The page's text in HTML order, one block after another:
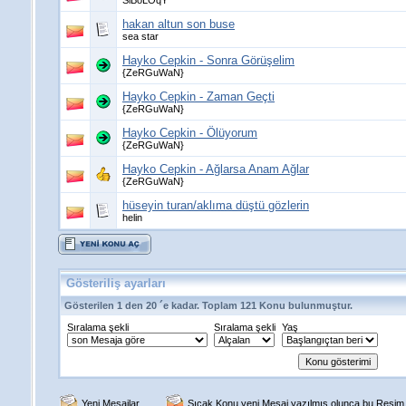
hakan altun son buse
sea star
Hayko Cepkin - Sonra Görüşelim
{ZeRGuWaN}
Hayko Cepkin - Zaman Geçti
{ZeRGuWaN}
Hayko Cepkin - Ölüyorum
{ZeRGuWaN}
Hayko Cepkin - Ağlarsa Anam Ağlar
{ZeRGuWaN}
hüseyin turan/aklıma düştü gözlerin
helin
Gösteriliş ayarları
Gösterilen 1 den 20 ´e kadar. Toplam 121 Konu bulunmuştur.
Sıralama şekli
Sıralama şekli Yaş
Yeni Mesajlar Sıcak Konu yeni Mesaj yazılmış olunca bu